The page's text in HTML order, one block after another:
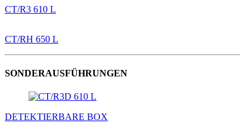
CT/R3 610 L
CT/RH 650 L
SONDERAUSFÜHRUNGEN
DETEKTIERBARE BOX